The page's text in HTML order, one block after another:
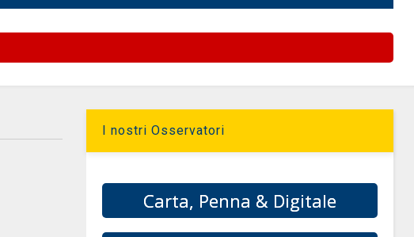
I nostri Osservatori
Carta, Penna & Digitale